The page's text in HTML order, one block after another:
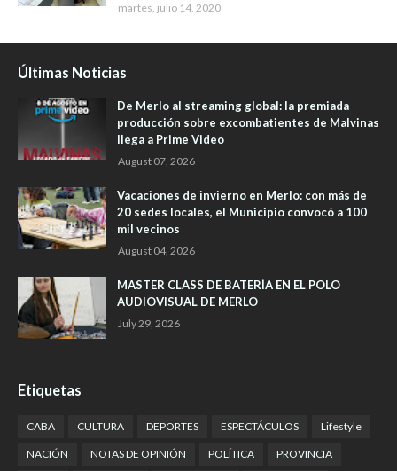
martes, julio 14, 2020
Últimas Noticias
De Merlo al streaming global: la premiada
producción sobre excombatientes de Malvinas
llega a Prime Video
August 07, 2026
Vacaciones de invierno en Merlo: con más de
20 sedes locales, el Municipio convocó a 100
mil vecinos
August 04, 2026
MASTER CLASS DE BATERÍA EN EL POLO
AUDIOVISUAL DE MERLO
July 29, 2026
Etiquetas
CABA CULTURA DEPORTES ESPECTÁCULOS Lifestyle
NACIÓN NOTAS DE OPINIÓN POLÍTICA PROVINCIA